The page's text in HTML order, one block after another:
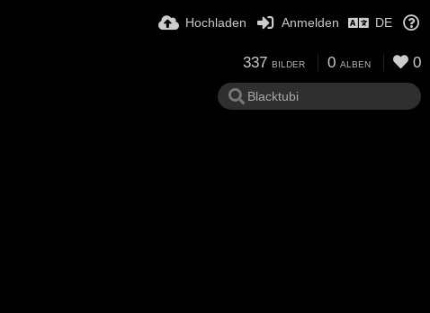
Hochladen Anmelden DE
337 BILDER 0 ALBEN 0